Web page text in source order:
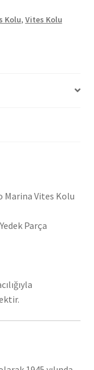
Kolu, Vites Kolu
Marina Vites Kolu
Parça